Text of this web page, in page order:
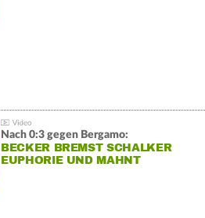
Nach 0:3 gegen Bergamo:
BECKER BREMST SCHALKER
EUPHORIE UND MAHNT